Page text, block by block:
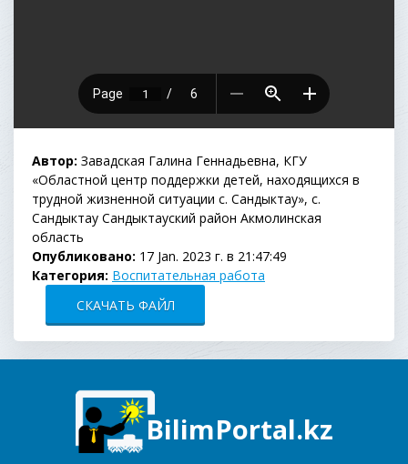
Автор: Завадская Галина Геннадьевна, КГУ
«Областной центр поддержки детей, находящихся в
трудной жизненной ситуации с. Сандыктау», с.
Сандыктау Сандыктауский район Акмолинская
область
Опубликовано: 17 Jan. 2023 г. в 21:47:49
Категория: Воспитательная работа
СКАЧАТЬ ФАЙЛ
BilimPortal.kz